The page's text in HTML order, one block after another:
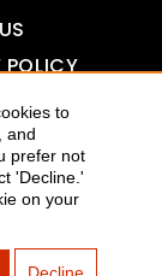
to
and
prefer not
'Decline.'
on your
POLICY
:: ALL RIGHTS